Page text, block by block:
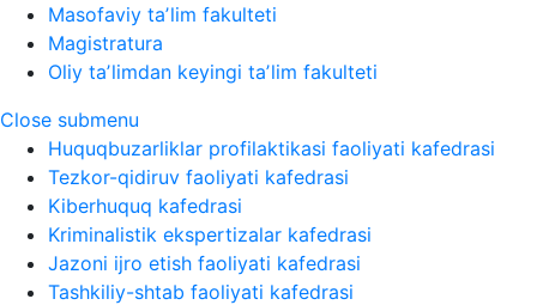
Masofaviy taʼlim fakulteti
Magistratura
Oliy taʼlimdan keyingi taʼlim fakulteti
Close submenu
Huquqbuzarliklar profilaktikasi faoliyati kafedrasi
Tezkor-qidiruv faoliyati kafedrasi
Kiberhuquq kafedrasi
Kriminalistik ekspertizalar kafedrasi
Jazoni ijro etish faoliyati kafedrasi
Tashkiliy-shtab faoliyati kafedrasi